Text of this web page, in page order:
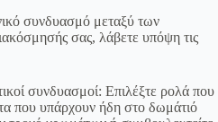
συνδυασμό μεταξύ των
σας, λάβετε υπόψη τις
συνδυασμοί: Επιλέξτε ρολά που
που υπάρχουν ήδη στο δωμάτιό